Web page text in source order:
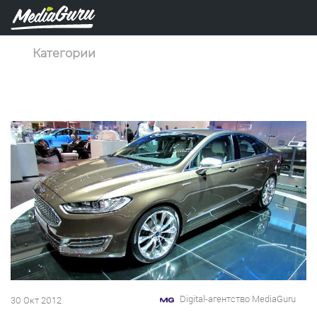
Категории
30 Окт 2012 Digital-агентство MediaGuru